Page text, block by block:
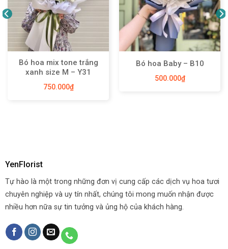
Bó hoa mix tone trắng
xanh size M – Y31
750.000₫
Bó hoa Baby – B10
500.000₫
YenFlorist
Tự hào là một trong những đơn vị cung cấp các dịch vụ hoa tươi
chuyên nghiệp và uy tín nhất, chúng tôi mong muốn nhận được
nhiều hơn nữa sự tin tưởng và ủng hộ của khách hàng.